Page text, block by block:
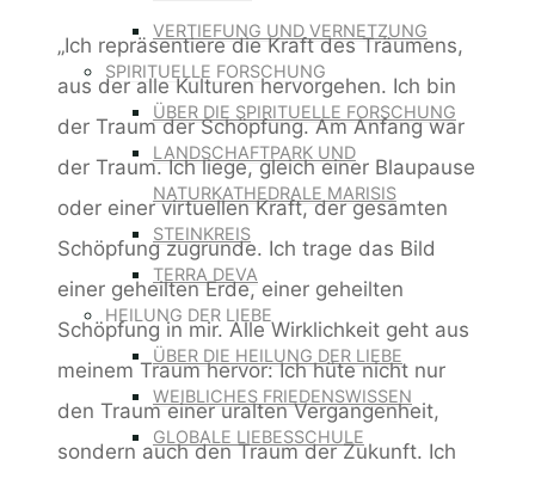
VERTIEFUNG UND VERNETZUNG
SPIRITUELLE FORSCHUNG
ÜBER DIE SPIRITUELLE FORSCHUNG
LANDSCHAFTPARK UND
NATURKATHEDRALE MARISIS
STEINKREIS
TERRA DEVA
HEILUNG DER LIEBE
ÜBER DIE HEILUNG DER LIEBE
WEIBLICHES FRIEDENSWISSEN
GLOBALE LIEBESSCHULE
„Ich repräsentiere die Kraft des Träumens,
aus der alle Kulturen hervorgehen. Ich bin
der Traum der Schöpfung. Am Anfang war
der Traum. Ich liege, gleich einer Blaupause
oder einer virtuellen Kraft, der gesamten
Schöpfung zugrunde. Ich trage das Bild
einer geheilten Erde, einer geheilten
Schöpfung in mir. Alle Wirklichkeit geht aus
meinem Traum hervor: Ich hüte nicht nur
den Traum einer uralten Vergangenheit,
sondern auch den Traum der Zukunft. Ich